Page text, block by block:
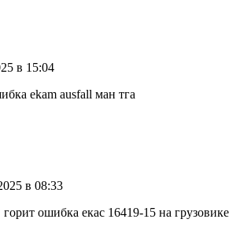
в 15:04
ekam ausfall ман тга
в 08:33
горит ошибка екас 16419-15 на грузовике